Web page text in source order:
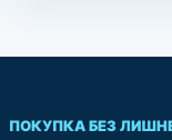
ПОКУПКА БЕЗ